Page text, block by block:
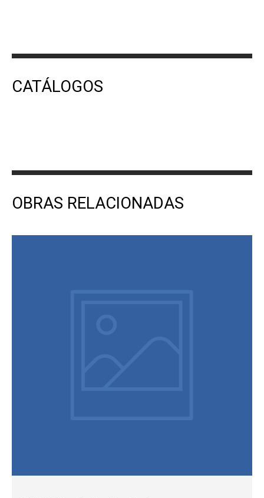
CATÁLOGOS
OBRAS RELACIONADAS